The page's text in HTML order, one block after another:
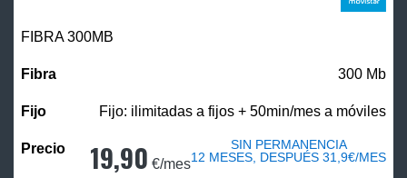
FIBRA 300MB
300 Mb
Fijo: ilimitadas a fijos + 50min/mes a móviles
19,90 €/mes
SIN PERMANENCIA
12 MESES, DESPUÉS 31,9€/MES